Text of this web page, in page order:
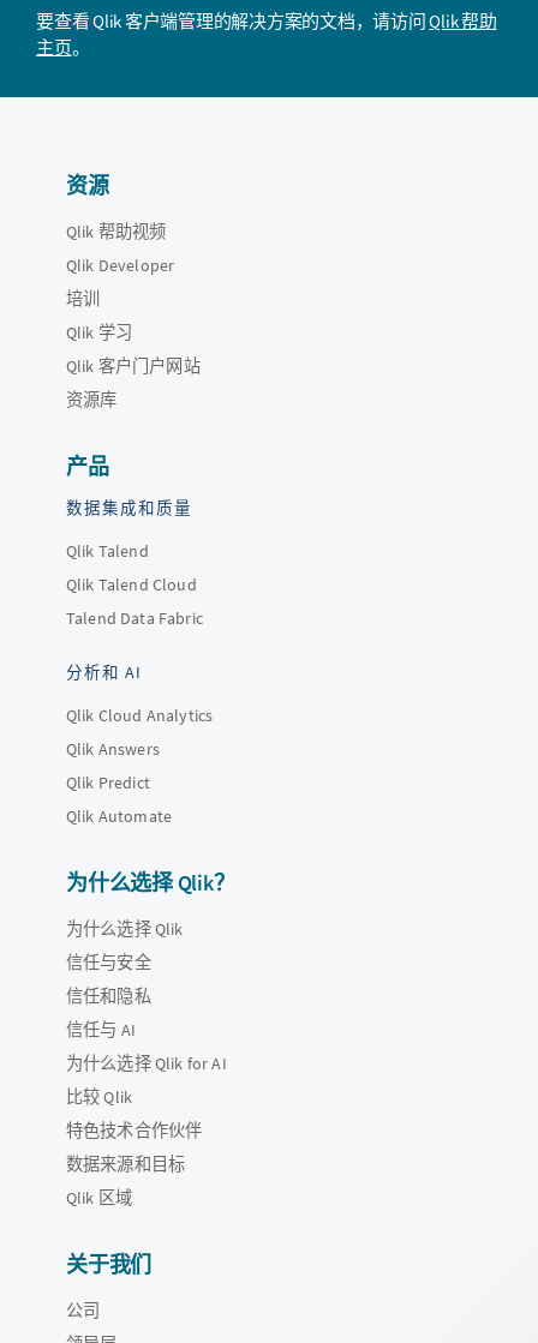
要查看Qlik客户端管理的解决方案的文档，请访问Qlik 帮助
主页。
资源
Qlik 帮助视频
Qlik Developer
培训
Qlik 学习
Qlik 客户门户网站
资源库
产品
数据集成和质量
Qlik Talend
Qlik Talend Cloud
Talend Data Fabric
分析和 AI
Qlik Cloud Analytics
Qlik Answers
Qlik Predict
Qlik Automate
为什么选择 Qlik？
为什么选择 Qlik
信任与安全
信任和隐私
信任与 AI
为什么选择 Qlik for AI
比较 Qlik
特色技术合作伙伴
数据来源和目标
Qlik 区域
关于我们
公司